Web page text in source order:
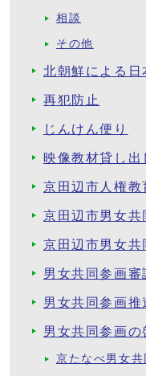
相談
その他
北朝鮮による日
再犯防止
じんけん便り
映像教材貸し出
京田辺市人権教
京田辺市男女共
京田辺市男女共
男女共同参画審
男女共同参画推
男女共同参画の
京たなべ男女共